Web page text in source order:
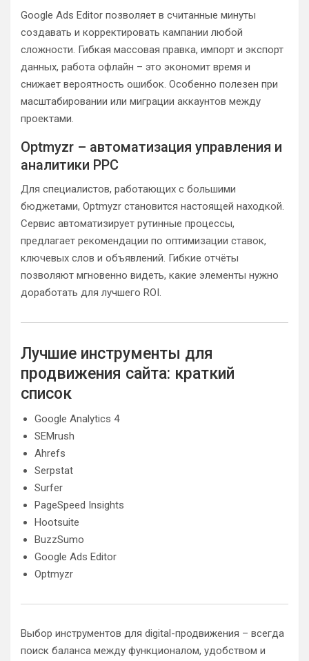
Google Ads Editor позволяет в считанные минуты
создавать и корректировать кампании любой
сложности. Гибкая массовая правка, импорт и экспорт
данных, работа офлайн – это экономит время и
снижает вероятность ошибок. Особенно полезен при
масштабировании или миграции аккаунтов между
проектами.
Optmyzr – автоматизация управления и
аналитики PPC
Для специалистов, работающих с большими
бюджетами, Optmyzr становится настоящей находкой.
Сервис автоматизирует рутинные процессы,
предлагает рекомендации по оптимизации ставок,
ключевых слов и объявлений. Гибкие отчёты
позволяют мгновенно видеть, какие элементы нужно
доработать для лучшего ROI.
Лучшие инструменты для
продвижения сайта: краткий
список
Google Analytics 4
SEMrush
Ahrefs
Serpstat
Surfer
PageSpeed Insights
Hootsuite
BuzzSumo
Google Ads Editor
Optmyzr
Выбор инструментов для digital-продвижения – всегда
поиск баланса между функционалом, удобством и